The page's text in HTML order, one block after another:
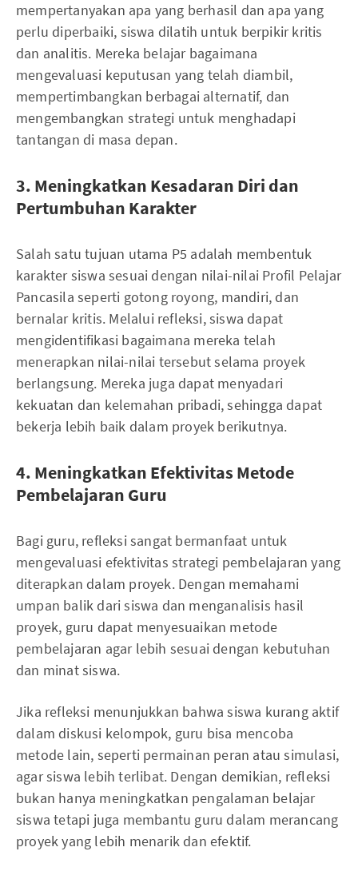
mempertanyakan apa yang berhasil dan apa yang
perlu diperbaiki, siswa dilatih untuk berpikir kritis
dan analitis. Mereka belajar bagaimana
mengevaluasi keputusan yang telah diambil,
mempertimbangkan berbagai alternatif, dan
mengembangkan strategi untuk menghadapi
tantangan di masa depan.
3. Meningkatkan Kesadaran Diri dan
Pertumbuhan Karakter
Salah satu tujuan utama P5 adalah membentuk
karakter siswa sesuai dengan nilai-nilai Profil Pelajar
Pancasila seperti gotong royong, mandiri, dan
bernalar kritis. Melalui refleksi, siswa dapat
mengidentifikasi bagaimana mereka telah
menerapkan nilai-nilai tersebut selama proyek
berlangsung. Mereka juga dapat menyadari
kekuatan dan kelemahan pribadi, sehingga dapat
bekerja lebih baik dalam proyek berikutnya.
4. Meningkatkan Efektivitas Metode
Pembelajaran Guru
Bagi guru, refleksi sangat bermanfaat untuk
mengevaluasi efektivitas strategi pembelajaran yang
diterapkan dalam proyek. Dengan memahami
umpan balik dari siswa dan menganalisis hasil
proyek, guru dapat menyesuaikan metode
pembelajaran agar lebih sesuai dengan kebutuhan
dan minat siswa.
Jika refleksi menunjukkan bahwa siswa kurang aktif
dalam diskusi kelompok, guru bisa mencoba
metode lain, seperti permainan peran atau simulasi,
agar siswa lebih terlibat. Dengan demikian, refleksi
bukan hanya meningkatkan pengalaman belajar
siswa tetapi juga membantu guru dalam merancang
proyek yang lebih menarik dan efektif.